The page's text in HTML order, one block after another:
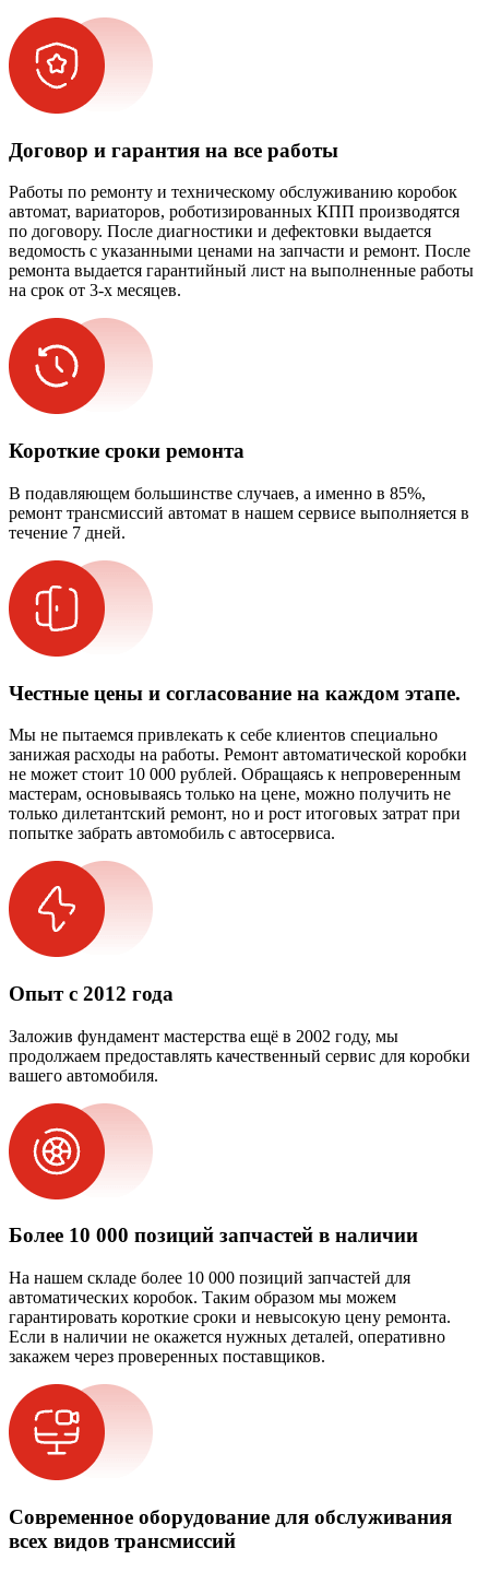
Договор и гарантия на все работы
Работы по ремонту и техническому обслуживанию коробок
автомат, вариаторов, роботизированных КПП производятся
по договору. После диагностики и дефектовки выдается
ведомость с указанными ценами на запчасти и ремонт. После
ремонта выдается гарантийный лист на выполненные работы
на срок от 3-х месяцев.
Короткие сроки ремонта
В подавляющем большинстве случаев, а именно в 85%,
ремонт трансмиссий автомат в нашем сервисе выполняется в
течение 7 дней.
Честные цены и согласование на каждом этапе.
Мы не пытаемся привлекать к себе клиентов специально
занижая расходы на работы. Ремонт автоматической коробки
не может стоит 10 000 рублей. Обращаясь к непроверенным
мастерам, основываясь только на цене, можно получить не
только дилетантский ремонт, но и рост итоговых затрат при
попытке забрать автомобиль с автосервиса.
Опыт с 2012 года
Заложив фундамент мастерства ещё в 2002 году, мы
продолжаем предоставлять качественный сервис для коробки
вашего автомобиля.
Более 10 000 позиций запчастей в наличии
На нашем складе более 10 000 позиций запчастей для
автоматических коробок. Таким образом мы можем
гарантировать короткие сроки и невысокую цену ремонта.
Если в наличии не окажется нужных деталей, оперативно
закажем через проверенных поставщиков.
Современное оборудование для обслуживания
всех видов трансмиссий